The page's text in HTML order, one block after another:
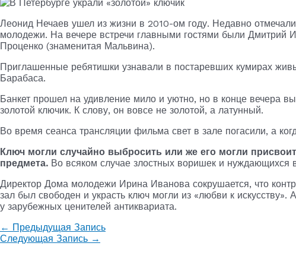
Леонид Нечаев ушел из жизни в 2010-ом году. Недавно
молодежи. На вечере встречи главными гостями были Дмитрий
Проценко (знаменитая Мальвина).
Приглашенные ребятишки узнавали в постаревших кумирах
Барабаса.
Банкет прошел на удивление мило и уютно, но в конце вечера
золотой ключик. К слову, он вовсе не золотой, а латунный.
Во время сеанса трансляции фильма свет в зале погасили, а
Ключ могли случайно выбросить или же его могли
предмета. Во всяком случае злостных воришек и нуждающихся
Директор Дома молодежи Ирина Иванова сокрушается, что
зал был свободен и украсть ключ могли из «любви к
у зарубежных ценителей антиквариата.
← Предыдущая Запись
Следующая Запись →